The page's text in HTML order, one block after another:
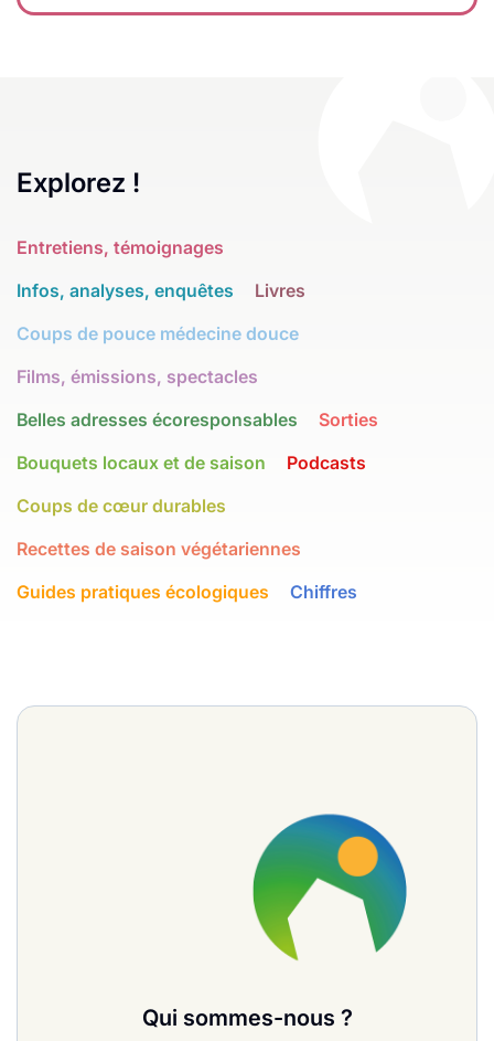
Explorez !
Entretiens, témoignages
Infos, analyses, enquêtes
Livres
Coups de pouce médecine douce
Films, émissions, spectacles
Belles adresses écoresponsables
Sorties
Bouquets locaux et de saison
Podcasts
Coups de cœur durables
Recettes de saison végétariennes
Guides pratiques écologiques
Chiffres
Qui sommes-nous ?